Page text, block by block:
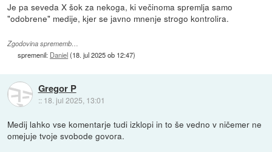
Je pa seveda X šok za nekoga, ki večinoma spremlja samo
"odobrene" medije, kjer se javno mnenje strogo kontrolira.
Zgodovina sprememb…
spremenil: Daniel(18. jul 2025 ob 12:47)
Gregor P
:: 18. jul 2025, 13:01
Medij lahko vse komentarje tudi izklopi in to še vedno v ničemer ne
omejuje tvoje svobode govora.